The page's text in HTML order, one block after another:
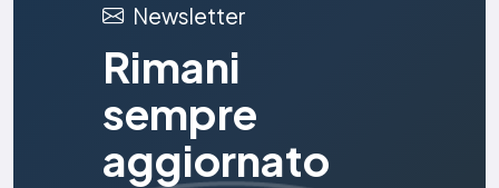
Newsletter
Rimani
sempre
aggiornato